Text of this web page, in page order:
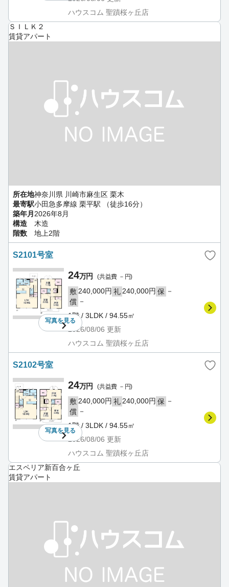
ハウスコム 聖蹟桜ヶ丘店
ＳＩＬＫ２
賃貸アパート
所在地神奈川県 川崎市麻生区 栗木
最寄駅小田急多摩線 栗平駅 （徒歩16分）
築年月 2026年8月
構造
木造
階数
地上2階
S2101号室
写真を見る
24万円 (共益費 －円)
敷 240,000円 礼 240,000円 保 －
償 －
1階 / 3LDK / 94.55㎡
2026/08/06 更新
ハウスコム 聖蹟桜ヶ丘店
S2102号室
写真を見る
24万円 (共益費 －円)
敷 240,000円 礼 240,000円 保 －
償 －
1階 / 3LDK / 94.55㎡
2026/08/06 更新
ハウスコム 聖蹟桜ヶ丘店
エスペリア新百合ヶ丘
賃貸アパート